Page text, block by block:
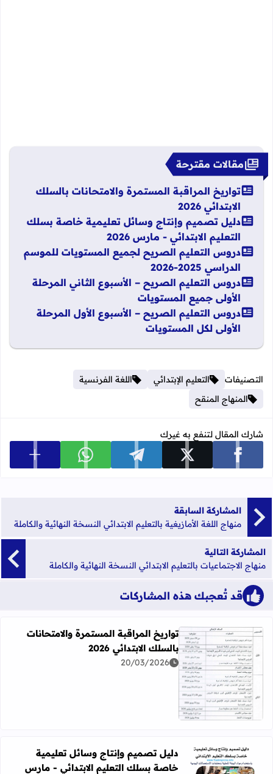
مقالات مقترحة
تواريخ المراقبة المستمرة والامتحانات بالسلك
الابتدائي 2026
دليل تصميم وإنتاج وسائل تعليمية خاصة بسلك
التعليم الابتدائي - مارس 2026
دروس التعليم الصريح لجميع المستويات للموسم
الدراسي 2025-2026
دروس التعليم الصريح – الأسبوع الثاني المرحلة
الأولى جميع المستويات
دروس التعليم الصريح – الأسبوع الأول المرحلة
الأولى لكل المستويات
التصنيفات التعليم الإبتدائي
اللغة الفرنسية
المنهاج المنقح
شارك المقال لتنفع به غيرك
شارك على facebook شارك على x شارك على telegram شارك على whatsapp عرض
المشاركة السابقة
منهاج اللغة الأمازيغية بالتعليم الابتدائي النسخة النهائية والكاملة
المشاركة التالية
منهاج الاجتماعيات بالتعليم الابتدائي النسخة النهائية والكاملة
قد تُعجبك هذه المشاركات
اقرأ المزيد عن تواريخ المراقبة المستمرة والامتحانات بالسلك
تواريخ المراقبة المستمرة والامتحانات
بالسلك الابتدائي 2026
20/03/2026
دليل تصميم وإنتاج وسائل تعليمية
خاصة بسلك التعليم الابتدائي - مارس